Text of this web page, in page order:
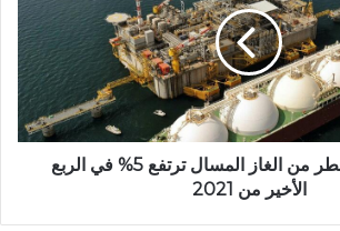
صادرات دولة قطر من الغاز المسال ترتفع 5% في الربع
الأخير من 2021